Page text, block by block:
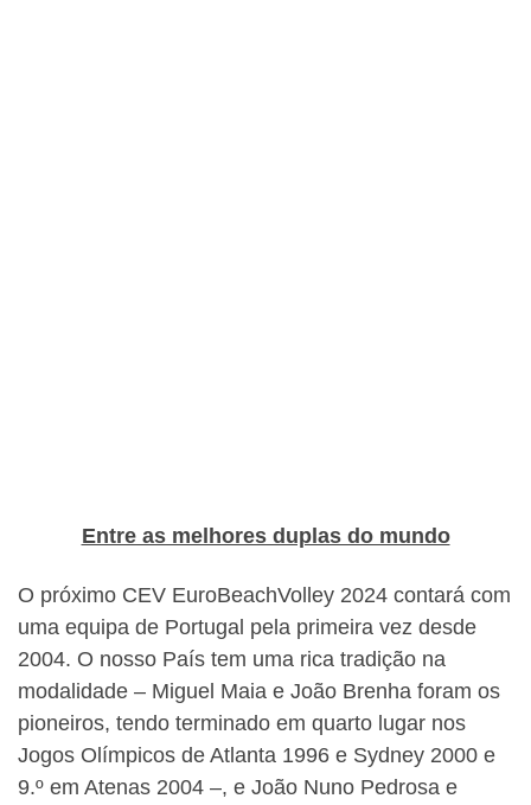
Entre as melhores duplas do mundo
O próximo CEV EuroBeachVolley 2024 contará com
uma equipa de Portugal pela primeira vez desde
2004. O nosso País tem uma rica tradição na
modalidade – Miguel Maia e João Brenha foram os
pioneiros, tendo terminado em quarto lugar nos
Jogos Olímpicos de Atlanta 1996 e Sydney 2000 e
9.º em Atenas 2004 –, e João Nuno Pedrosa e